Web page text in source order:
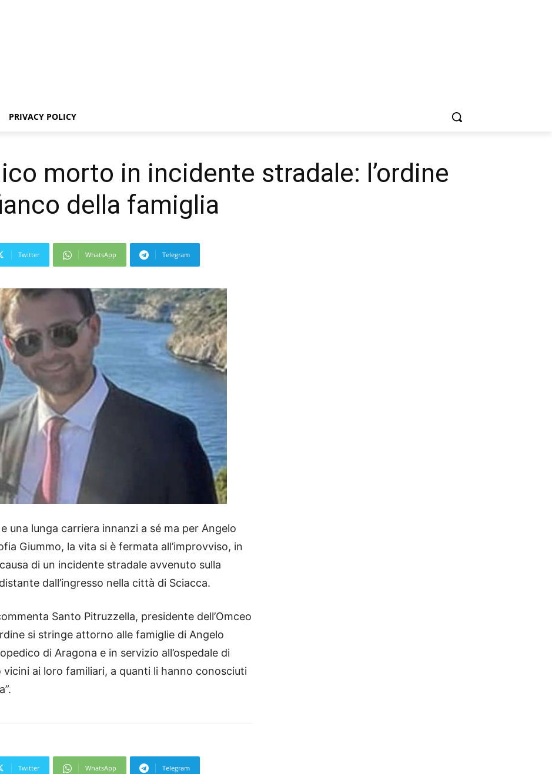
PRIVACY POLICY
morto in incidente stradale: l’ordine
della famiglia
Twitter WhatsApp Telegram
una lunga carriera innanzi a sé ma per Angelo
Giummo, la vita si è fermata all’improvviso, in
di un incidente stradale avvenuto sulla
dall’ingresso nella città di Sciacca.
Santo Pitruzzella, presidente dell’Omceo
si stringe attorno alle famiglie di Angelo
di Aragona e in servizio all’ospedale di
vicini ai loro familiari, a quanti li hanno conosciuti
Twitter WhatsApp Telegram